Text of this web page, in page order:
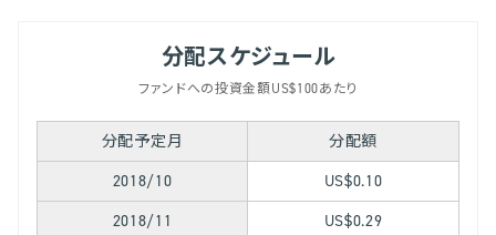
分配スケジュール
ファンドへの投資金額US$100あたり
分配予定月
分配額
2018/10
US$0.10
2018/11
US$0.29